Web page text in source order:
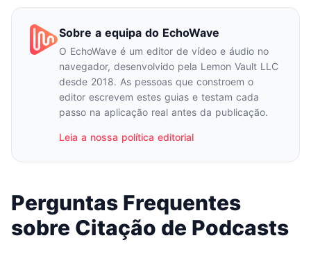
Sobre a equipa do EchoWave
O EchoWave é um editor de vídeo e áudio no
navegador, desenvolvido pela Lemon Vault LLC
desde 2018. As pessoas que constroem o
editor escrevem estes guias e testam cada
passo na aplicação real antes da publicação.
Leia a nossa política editorial
Perguntas Frequentes
sobre Citação de Podcasts